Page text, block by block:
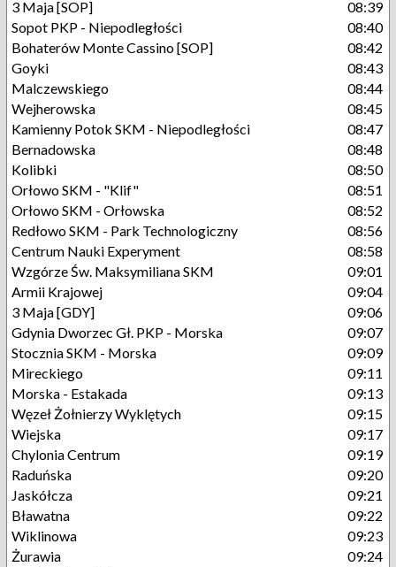
3 Maja [SOP]
08:39
Sopot PKP - Niepodległości
08:40
Bohaterów Monte Cassino [SOP]
08:42
Goyki
08:43
Malczewskiego
08:44
Wejherowska
08:45
Kamienny Potok SKM - Niepodległości
08:47
Bernadowska
08:48
Kolibki
08:50
Orłowo SKM - "Klif"
08:51
Orłowo SKM - Orłowska
08:52
Redłowo SKM - Park Technologiczny
08:56
Centrum Nauki Experyment
08:58
Wzgórze Św. Maksymiliana SKM
09:01
Armii Krajowej
09:04
3 Maja [GDY]
09:06
Gdynia Dworzec Gł. PKP - Morska
09:07
Stocznia SKM - Morska
09:09
Mireckiego
09:11
Morska - Estakada
09:13
Węzeł Żołnierzy Wyklętych
09:15
Wiejska
09:17
Chylonia Centrum
09:19
Raduńska
09:20
Jaskółcza
09:21
Bławatna
09:22
Wiklinowa
09:23
Żurawia
09:24